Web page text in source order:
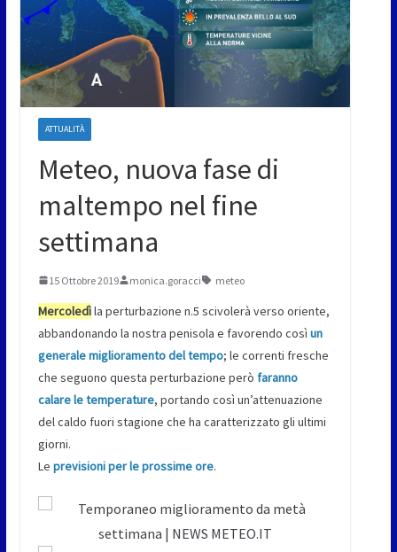
ATTUALITÀ
Meteo, nuova fase di
maltempo nel fine
settimana
15 Ottobre 2019 monica.goracci meteo
Mercoledìla perturbazione n.5 scivolerà verso oriente,
abbandonando la nostra penisola e favorendo così un
generale miglioramento del tempo; le correnti fresche
che seguono questa perturbazione però faranno
calare le temperature, portando così un’attenuazione
del caldo fuori stagione che ha caratterizzato gli ultimi
giorni.
Le previsioni per le prossime ore.